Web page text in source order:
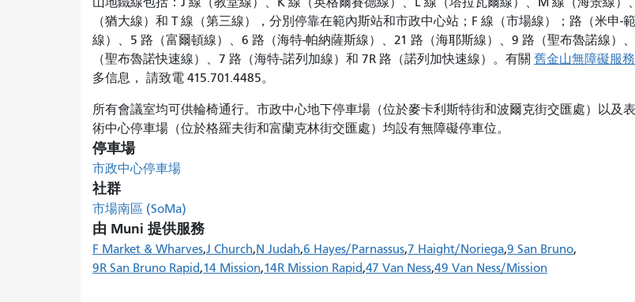
（猶大線）和 T 線（第三線），分別停靠在範內斯站和市政中心站；F 線（市場線）；路（米申-
線）、5 路（富爾頓線）、6 路（海特-帕納薩斯線）、21 路（海耶斯線）、9 路（聖布魯諾線）
（聖布魯諾快速線）、7 路（海特-諾列加線）和 7R 路（諾列加快速線）。有關 舊金山無障礙服
多信息， 請致電 415.701.4485。
所有會議室均可供輪椅通行。市政中心地下停車場（位於麥卡利斯特街和波爾克街交匯處）以及
術中心停車場（位於格羅夫街和富蘭克林街交匯處）均設有無障礙停車位。
停車場
市政中心停車場
社群
市場南區 (SoMa)
由 Muni 提供服務
F Market & Wharves J Church N Judah 6 Hayes/Parnassus 7 Haight/Noriega 9 San Bruno
9R San Bruno Rapid 14 Mission 14R Mission Rapid 47 Van Ness 49 Van Ness/Mission